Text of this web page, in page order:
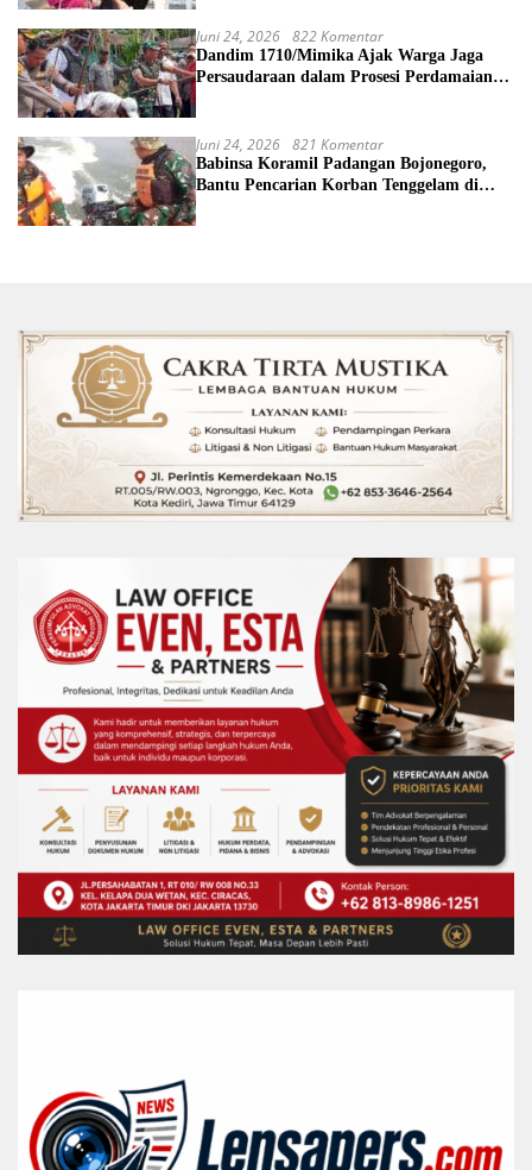
Juni 24, 2026 822 Komentar
Dandim 1710/Mimika Ajak Warga Jaga
Persaudaraan dalam Prosesi Perdamaian
Juni 24, 2026 821 Komentar
Babinsa Koramil Padangan Bojonegoro,
Bantu Pencarian Korban Tenggelam di